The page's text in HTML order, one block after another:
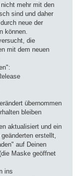
mehr mit den
sind und daher
neue der
können.
die
mit dem neuen
übernommen
bleiben
aktualisiert und ein
erstellt,
auf Deinen
Maske geöffnet
ins